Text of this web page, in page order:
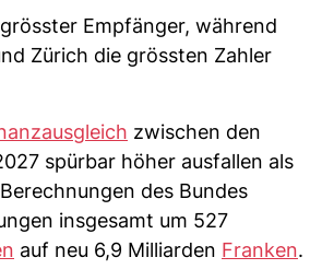
Empfänger, während
Zürich die grössten Zahler
zwischen den
spürbar höher ausfallen als
des Bundes
insgesamt um 527
auf neu 6,9 Milliarden Franken.